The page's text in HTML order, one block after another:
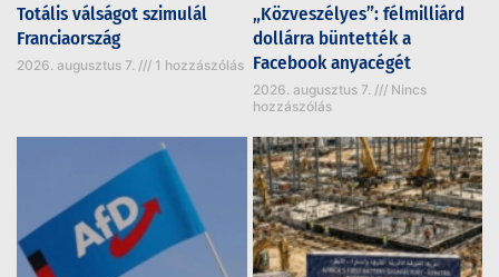
Totális válságot szimulál
Franciaország
2026. augusztus 7. 1 hozzászólás
„Közveszélyes”: félmilliárd
dollárra büntették a
Facebook anyacégét
2026. augusztus 7.
Nincs
hozzászólás